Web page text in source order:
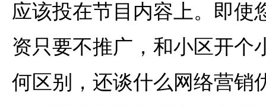
应该投在节目内容上。即使
资只要不推广，和小区开个
何区别，还谈什么网络营销